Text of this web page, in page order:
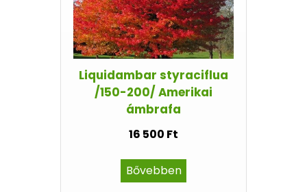
Liquidambar styraciflua
/150-200/ Amerikai
ámbrafa
16 500 Ft
Bővebben